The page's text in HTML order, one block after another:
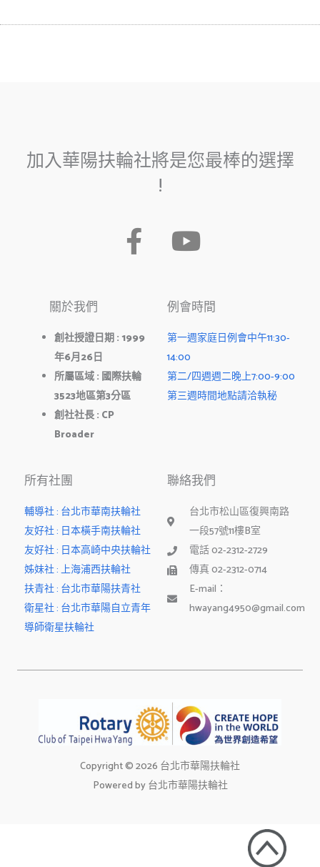
加入華陽扶輪社將是您最棒的選擇
!
F
a
b
o
Y
u
t
u
b
e
關於我們
創社授證日期: 1999
年6月26日
所屬區域: 國際扶輪
3523地區第3分區
創社社長: CP
Broader
例會時間
第一週家庭日例會中午11:30-
14:00
第二/四週週二晚上7:00-9:00
第三週時間地點請洽執秘
所有社團
輔導社 : 台北市華南扶輪社
友好社 : 日本橫手南扶輪社
友好社 : 日本高崎中央扶輪社
姊妹社 : 上海浦西扶輪社
扶青社 : 台北市華陽扶青社
衛星社 : 台北市華陽自立青年
導師衛星扶輪社
聯絡我們
台北市松山區復興南路
一段57號11樓B室
電話 02-2312-2729
傳真 02-2312-0714
E-mail：
hwayang4950@gmail.com
Copyright © 2026 台北市華陽扶輪社
Powered by 台北市華陽扶輪社